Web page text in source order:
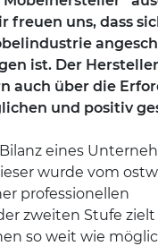
freuen uns, dass
ist. Der
auch über die
und positiv
eines
wurde vom
professionellen
zweiten Stufe zielt
so weit wie